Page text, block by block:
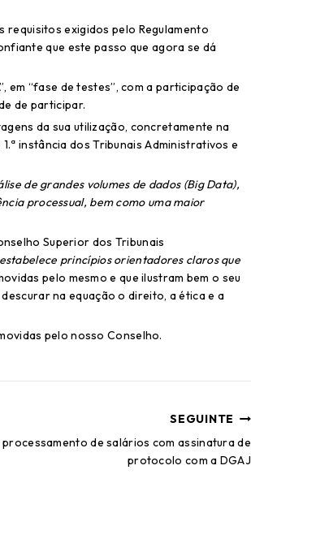
requisitos exigidos pelo Regulamento
que este passo que agora se dá
em “fase de testes”, com a participação de
de participar.
da sua utilização, concretamente na
instância dos Tribunais Administrativos e
de grandes volumes de dados (Big Data),
processual, bem como uma maior
Superior dos Tribunais
estabelece princípios orientadores claros que
pelo mesmo e que ilustram bem o seu
na equação o direito, a ética e a
pelo nosso Conselho.
SEGUINTE
processamento de salários com assinatura de
protocolo com a DGAJ